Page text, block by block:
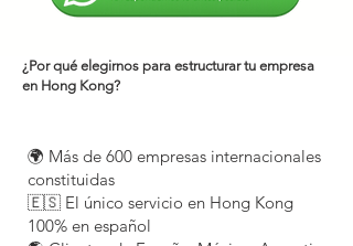
¿Por qué elegirnos para estructurar tu empresa
en Hong Kong?
🌍 Más de 600 empresas internacionales
constituidas
🇪🇸 El único servicio en Hong Kong
100% en español